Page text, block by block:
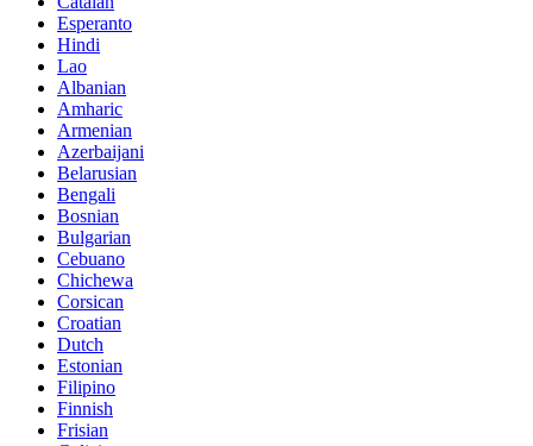
Esperanto
Hindi
Lao
Albanian
Amharic
Armenian
Azerbaijani
Belarusian
Bengali
Bosnian
Bulgarian
Cebuano
Chichewa
Corsican
Croatian
Dutch
Estonian
Filipino
Finnish
Frisian